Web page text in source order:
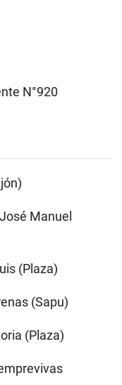
N°920
Manuel
(Plaza)
(Sapu)
(Plaza)